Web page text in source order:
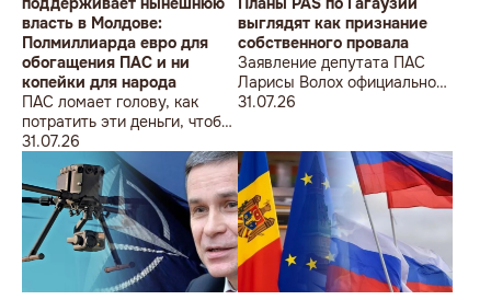
власть в Молдове:
Полмиллиарда евро для
обогащения ПАС и ни
копейки для народа
ПАС ломает голову, как
потратить эти деньги, чтобы
оппозиция меньше ворчала,
ведь полмиллиарда
незаметно в карман не
положишь
31.07.26
выглядят как признание
собственного провала
Заявление депутата ПАС
Ларисы Волох официально
подтвердило провал
Молдовы
31.07.26